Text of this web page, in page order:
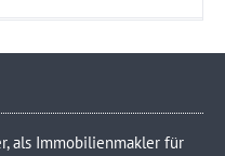
als Immobilienmakler für